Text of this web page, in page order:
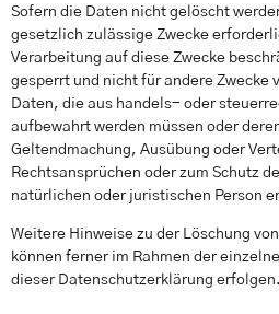
Sofern die Daten nicht gelöscht
gesetzlich zulässige Zwecke
Verarbeitung auf diese Zwecke
gesperrt und nicht für andere
Daten, die aus handels- oder
aufbewahrt werden müssen oder
Geltendmachung, Ausübung oder
Rechtsansprüchen oder zum Schutz
natürlichen oder juristischen Person
Weitere Hinweise zu der Löschung
können ferner im Rahmen der
dieser Datenschutzerklärung erfolgen.